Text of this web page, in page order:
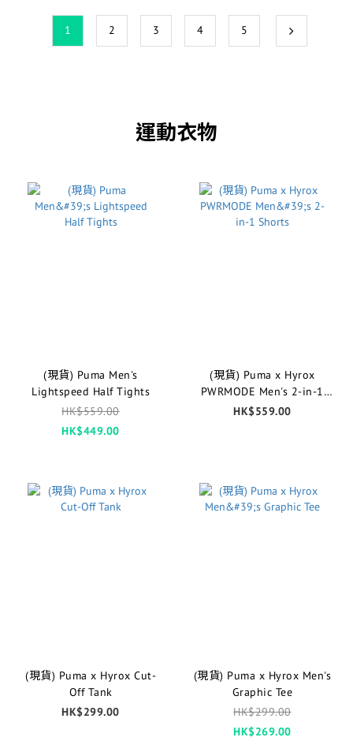
1 2 3 4 5
運動衣物
(現貨) Puma Men's
Lightspeed Half Tights
HK$559.00
HK$449.00
(現貨) Puma x Hyrox
PWRMODE Men's 2-in-1
Shorts
HK$559.00
(現貨) Puma x Hyrox Cut-
Off Tank
HK$299.00
(現貨) Puma x Hyrox Men's
Graphic Tee
HK$299.00
HK$269.00